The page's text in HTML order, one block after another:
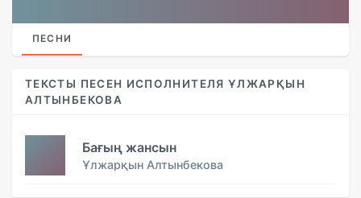
ПЕСНИ
ТЕКСТЫ ПЕСЕН ИСПОЛНИТЕЛЯ ҰЛЖАРҚЫН
АЛТЫНБЕКОВА
Бағың жансын
Ұлжарқын Алтынбекова